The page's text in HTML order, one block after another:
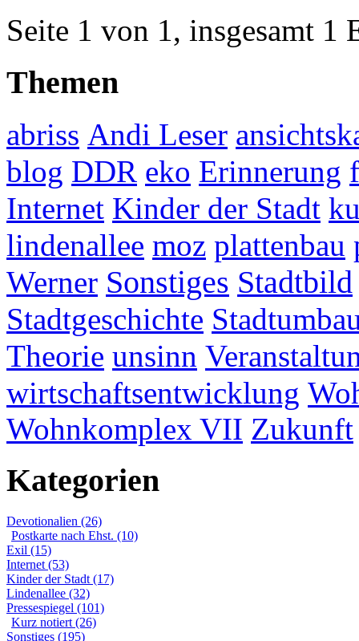
Seite 1 von 1, insgesamt 1
Themen
abriss Andi Leser
blog DDR eko Erinnerung
Internet Kinder der Stadt
lindenallee moz plattenbau
Werner Sonstiges Stadtbild
Stadtgeschichte
Theorie unsinn
wirtschaftsentwicklung
Wohnkomplex VII Zukunft
Kategorien
Devotionalien (26)
Postkarte nach Ehst. (10)
Exil (15)
Internet (53)
Kinder der Stadt (17)
Lindenallee (32)
Pressespiegel (101)
Kurz notiert (26)
Sonstiges (195)